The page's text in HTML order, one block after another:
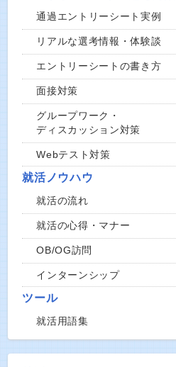
通過エントリーシート実例
リアルな選考情報・体験談
エントリーシートの書き方
面接対策
グループワーク・
ディスカッション対策
Webテスト対策
就活ノウハウ
就活の流れ
就活の心得・マナー
OB/OG訪問
インターンシップ
ツール
就活用語集